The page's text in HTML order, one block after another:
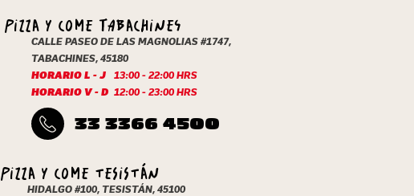
PIZZA Y COME TABACHINES
CALLE PASEO DE LAS MAGNOLIAS #1747,
TABACHINES, 45180
HORARIO L - J 13:00 - 22:00 HRS
HORARIO V - D 12:00 - 23:00 HRS
33 3366 4500
PIZZA Y COME tESISTÁN
HIDALGO #100, TESISTÁN, 45100